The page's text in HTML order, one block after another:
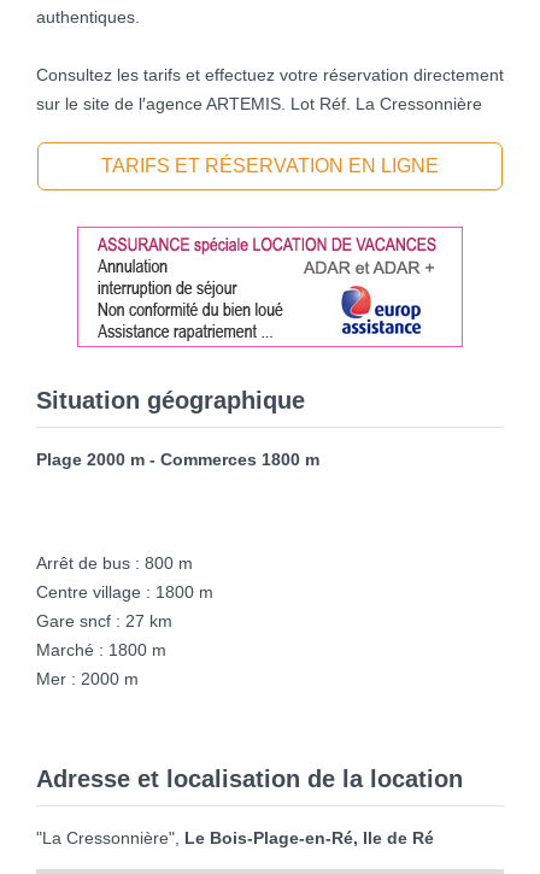
authentiques.
Consultez les tarifs et effectuez votre réservation directement
sur le site de l′agence ARTEMIS. Lot Réf. La Cressonnière
TARIFS ET RÉSERVATION EN LIGNE
Situation géographique
Plage 2000 m - Commerces 1800 m
Arrêt de bus : 800 m
Centre village : 1800 m
Gare sncf : 27 km
Marché : 1800 m
Mer : 2000 m
Adresse et localisation de la location
"La Cressonnière", Le Bois-Plage-en-Ré, Ile de Ré